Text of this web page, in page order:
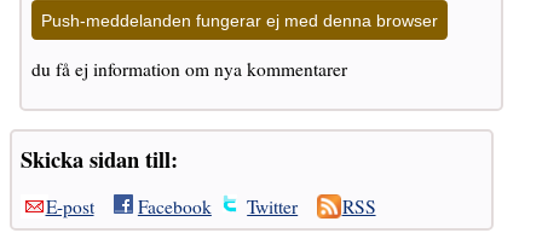
Push-meddelanden fungerar ej med denna browser
du få ej information om nya kommentarer
Skicka sidan till:
E-post Facebook Twitter RSS